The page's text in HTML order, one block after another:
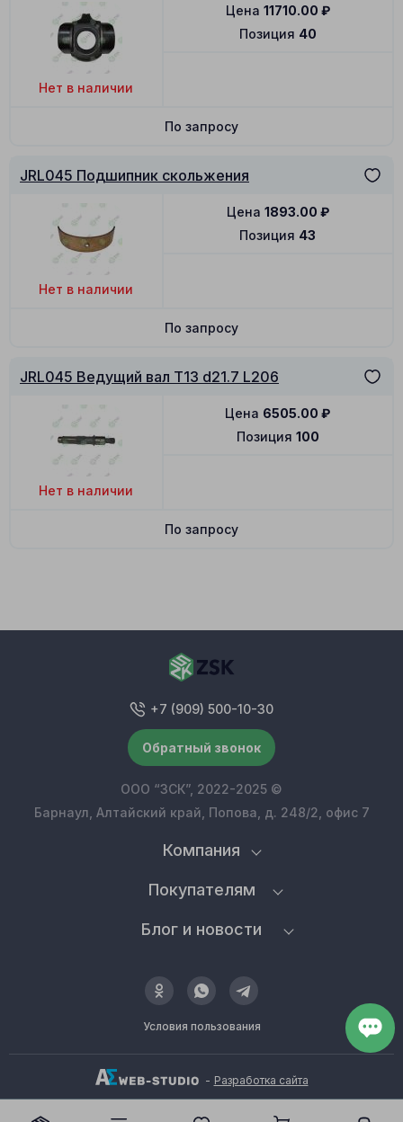
Нет в наличии
Позиция 40
Цена 11710.00 ₽
По запросу
JRL045 Подшипник скольжения
Нет в наличии
Позиция 43
Цена 1893.00 ₽
По запросу
JRL045 Ведущий вал T13 d21.7 L206
Нет в наличии
Позиция 100
Цена 6505.00 ₽
По запросу
Условия пользования
Компания
Покупателям
Блог и новости
+7 (909) 500-10-30
Обратный звонок
ООО “ЗСК”, 2022-2025 ©
Барнаул, Алтайский край, Попова, д. 248/2, офис 7
- Разработка сайта